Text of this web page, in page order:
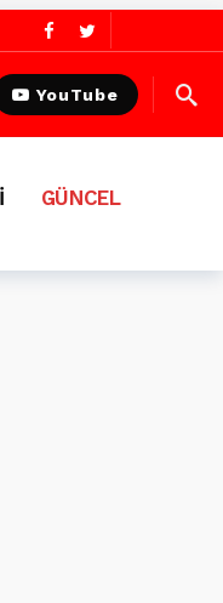
YouTube
GÜNCEL